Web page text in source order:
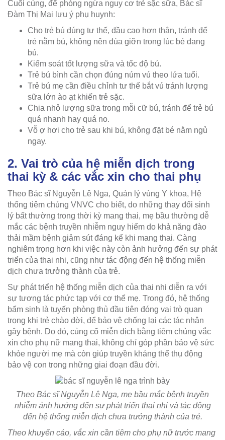
Cuối cùng, để phòng ngừa nguy cơ trẻ sặc sữa, Bác sĩ
Đàm Thị Mai lưu ý phụ huynh:
Cho trẻ bú đúng tư thế, đầu cao hơn thân, tránh để
trẻ nằm bú, không nên đùa giỡn trong lúc bé đang
bú.
Kiểm soát tốt lượng sữa và tốc độ bú.
Trẻ bú bình cần chọn đúng núm vú theo lứa tuổi.
Trẻ bú mẹ cần điều chỉnh tư thế bắt vú tránh lượng
sữa lớn ào ạt khiến trẻ sặc.
Chia nhỏ lượng sữa trong mỗi cữ bú, tránh để trẻ bú
quá nhanh hay quá no.
Vỗ ợ hơi cho trẻ sau khi bú, không đặt bé nằm ngủ
ngay.
2. Vai trò của hệ miễn dịch trong
thai kỳ & các vắc xin cho thai phụ
Theo Bác sĩ Nguyễn Lê Nga, Quản lý vùng Y khoa, Hệ
thống tiêm chủng VNVC cho biết, do những thay đổi sinh
lý bất thường trong thời kỳ mang thai, mẹ bầu thường dễ
mắc các bệnh truyền nhiễm nguy hiểm do khả năng đào
thải mầm bệnh giảm sút đáng kể khi mang thai. Càng
nghiêm trọng hơn khi việc này còn ảnh hưởng đến sự phát
triển của thai nhi, cũng như tác động đến hệ thống miễn
dịch chưa trưởng thành của trẻ.
Sự phát triển hệ thống miễn dịch của thai nhi diễn ra với
sự tương tác phức tạp với cơ thể mẹ. Trong đó, hệ thống
bẩm sinh là tuyến phòng thủ đầu tiên đóng vai trò quan
trọng khi trẻ chào đời, để bảo vệ chống lại các tác nhân
gây bệnh. Do đó, củng cố miễn dịch bằng tiêm chủng vắc
xin cho phụ nữ mang thai, không chỉ góp phần bảo vệ sức
khỏe người mẹ mà còn giúp truyền kháng thể thụ động
bảo vệ con trong những giai đoạn đầu đời.
Theo Bác sĩ Nguyễn Lê Nga, mẹ bầu mắc bệnh truyền
nhiễm ảnh hưởng đến sự phát triển thai nhi và tác động
đến hệ thống miễn dịch chưa trưởng thành của trẻ.
Theo khuyến cáo, vắc xin cần tiêm cho phụ nữ trước mang